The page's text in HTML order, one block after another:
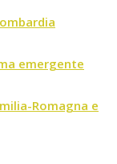
emergente
Romagna e